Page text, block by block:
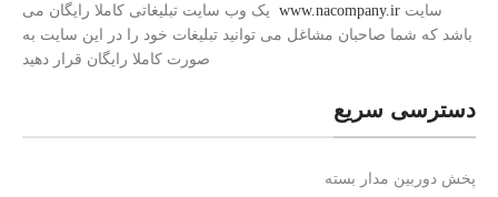
سایت www.nacompany.ir یک وب سایت تبلیغاتی کاملا رایگان می
باشد که شما صاحبان مشاغل می توانید تبلیغات خود را در این سایت به
صورت کاملا رایگان قرار دهید
دسترسی سریع
پخش دوربین مدار بسته